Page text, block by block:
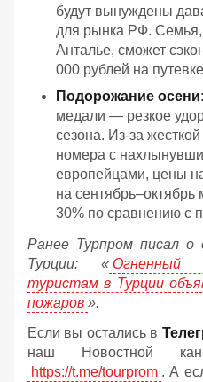
будут вынуждены
для рынка РФ. Семья,
Анталье, сможет
000 рублей на
Подорожание осени:
медали — резкое
сезона. Из-за
номера с
европейцами, цены
на сентябрь–октябрь
30% по сравнению с
Ранее Турпром писал о
Турции: « Огненный
туристам в Турции
пожаров ».
Если вы остались в
наш Новостной
https://t.me/tourprom . А